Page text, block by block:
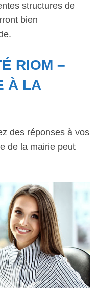
structures de
bien
RIOM –
À LA
des réponses à vos
de la mairie peut